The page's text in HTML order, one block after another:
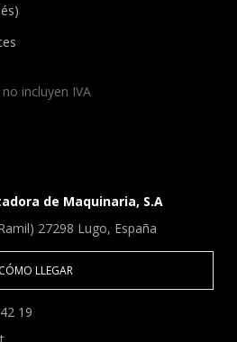
incluyen IVA
de Maquinaria, S.A
27298 Lugo, España
CÓMO LLEGAR
19